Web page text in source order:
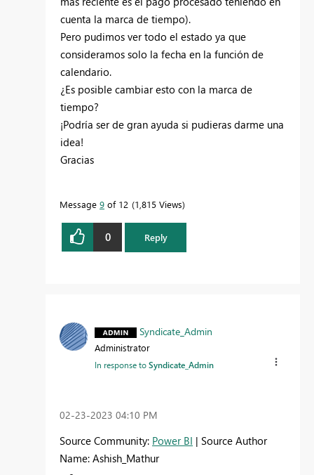
cuenta la marca de tiempo).
Pero pudimos ver todo el estado ya que
consideramos solo la fecha en la función de
calendario.
¿Es posible cambiar esto con la marca de
tiempo?
¡Podría ser de gran ayuda si pudieras darme una
idea!
Gracias
Message 9 of 12 1,815 Views
0 Reply
Syndicate_Admin
Administrator
In response toSyndicate_Admin
‎02-23-2023 04:10 PM
Source Community: Power BI | Source Author
Name: Ashish_Mathur